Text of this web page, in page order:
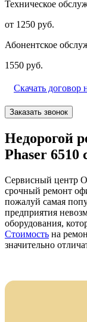
Техническое
от 1250 руб.
Абонентское
1550 руб.
Скачать договор
Заказать звонок
Недорогой
Phaser 6510
Сервисный центр
срочный ремонт
пожалуй самая
предприятия
оборудования,
Стоимость на
значительно